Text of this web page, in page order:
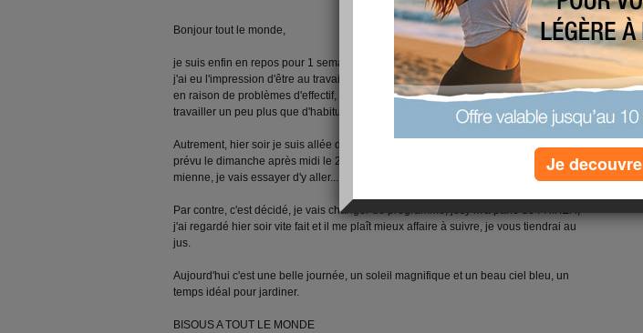
Bonjour tout le monde,
je suis enfin en repos pour 1 semaine,
j'ai eu l'impression d'être au travail pendant 15 jours...
en raison de problèmes d'effectif, maladie, récupérations, je me suis retrouvée à
travailler un peu plus que d'habitude, enfin c'est terminé pour 8 jours.
Autrement, hier soir je suis allée danser comme d'hab, c'était super,il y a un bal de
prévu le dimanche après midi le 2 décembre dans une autre commune que la
mienne, je vais essayer d'y aller...
Par contre, c'est décidé, je vais changer de programme, josy m'a parlé de FRIKER,
j'ai regardé hier soir vite fait et il me plaît mieux affaire à suivre, je vous tiendrai au
jus.
Aujourd'hui c'est une belle journée, un soleil magnifique et un beau ciel bleu, un
temps idéal pour jardiner.
BISOUS A TOUT LE MONDE
Je decouvre